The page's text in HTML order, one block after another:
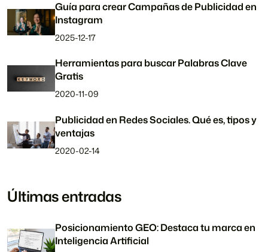
Guía para crear Campañas de Publicidad en
Instagram
2025-12-17
Herramientas para buscar Palabras Clave
Gratis
2020-11-09
Publicidad en Redes Sociales. Qué es, tipos y
ventajas
2020-02-14
Últimas entradas
Posicionamiento GEO: Destaca tu marca en
Inteligencia Artificial